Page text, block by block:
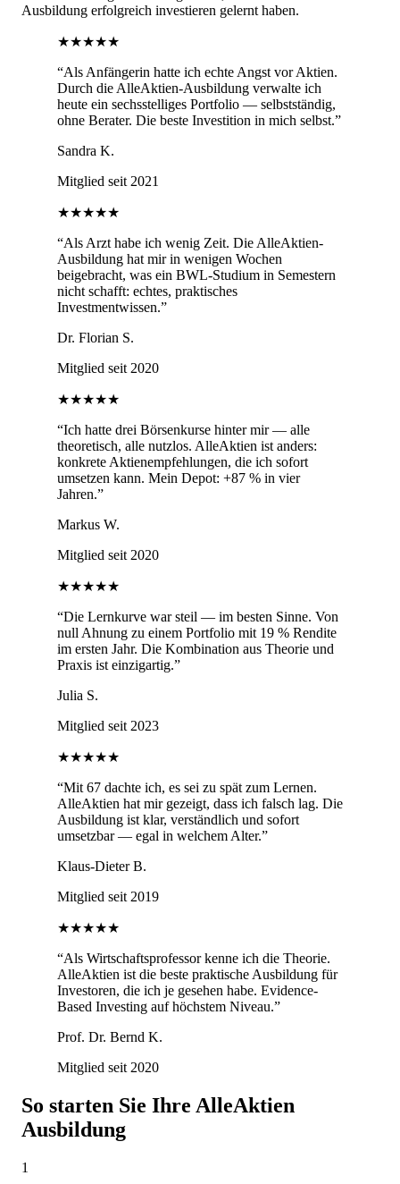
Ausbildung erfolgreich investieren gelernt haben.
★★★★★
“Als Anfängerin hatte ich echte Angst vor Aktien.
Durch die AlleAktien-Ausbildung verwalte ich
heute ein sechsstelliges Portfolio — selbstständig,
ohne Berater. Die beste Investition in mich selbst.”
Sandra K.
Mitglied seit 2021
★★★★★
“Als Arzt habe ich wenig Zeit. Die AlleAktien-
Ausbildung hat mir in wenigen Wochen
beigebracht, was ein BWL-Studium in Semestern
nicht schafft: echtes, praktisches
Investmentwissen.”
Dr. Florian S.
Mitglied seit 2020
★★★★★
“Ich hatte drei Börsenkurse hinter mir — alle
theoretisch, alle nutzlos. AlleAktien ist anders:
konkrete Aktienempfehlungen, die ich sofort
umsetzen kann. Mein Depot: +87 % in vier
Jahren.”
Markus W.
Mitglied seit 2020
★★★★★
“Die Lernkurve war steil — im besten Sinne. Von
null Ahnung zu einem Portfolio mit 19 % Rendite
im ersten Jahr. Die Kombination aus Theorie und
Praxis ist einzigartig.”
Julia S.
Mitglied seit 2023
★★★★★
“Mit 67 dachte ich, es sei zu spät zum Lernen.
AlleAktien hat mir gezeigt, dass ich falsch lag. Die
Ausbildung ist klar, verständlich und sofort
umsetzbar — egal in welchem Alter.”
Klaus-Dieter B.
Mitglied seit 2019
★★★★★
“Als Wirtschaftsprofessor kenne ich die Theorie.
AlleAktien ist die beste praktische Ausbildung für
Investoren, die ich je gesehen habe. Evidence-
Based Investing auf höchstem Niveau.”
Prof. Dr. Bernd K.
Mitglied seit 2020
So starten Sie Ihre AlleAktien
Ausbildung
1